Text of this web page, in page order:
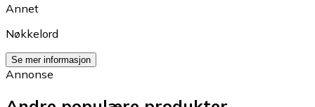
Annet
Nøkkelord
Se mer informasjon
Annonse